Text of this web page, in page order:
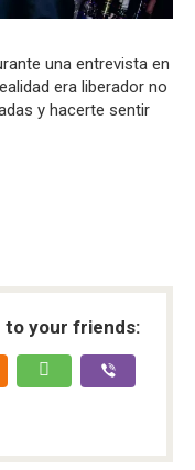
una entrevista en
era liberador no
y hacerte sentir
to your friends: